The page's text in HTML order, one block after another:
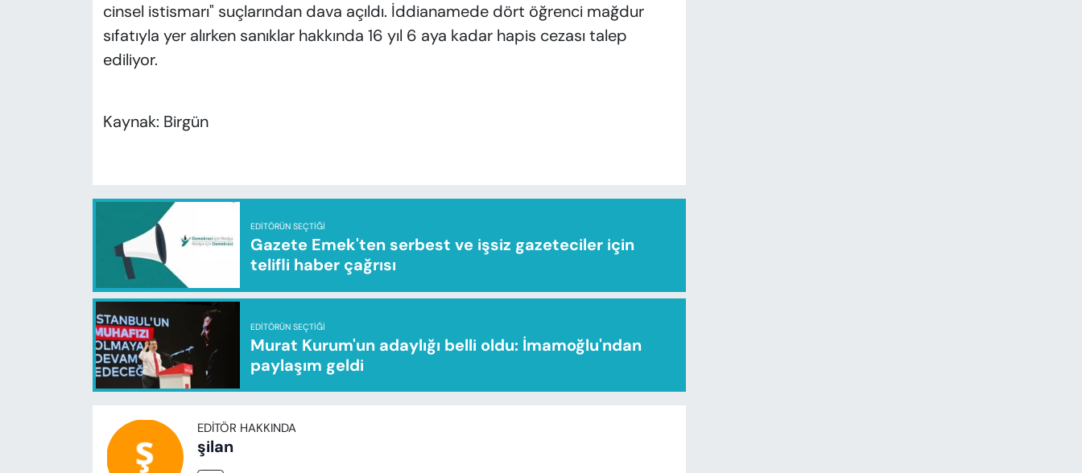
cinsel istismarı" suçlarından dava açıldı. İddianamede dört öğrenci mağdur
sıfatıyla yer alırken sanıklar hakkında 16 yıl 6 aya kadar hapis cezası talep
ediliyor.
Kaynak: Birgün
EDITÖRÜN SEÇTIĞI
Gazete Emek'ten serbest ve işsiz gazeteciler için
telifli haber çağrısı
EDITÖRÜN SEÇTIĞI
Murat Kurum'un adaylığı belli oldu: İmamoğlu'ndan
paylaşım geldi
EDITÖR HAKKINDA
şilan